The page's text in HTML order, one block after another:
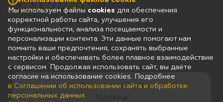
Это ваш город?
Гарантия
Каталог
Мы используем файлы cookies для обеспечения
корректной работы сайта, улучшения его
функциональности, анализа посещаемости и
персонализации контента. Эти данные помогают нам
помнить ваши предпочтения, сохранять выбранные
настройки и обеспечивать более плавное взаимодействие
с сервисом. Продолжая использовать сайт, вы даёте
согласие на использование cookies. Подробнее
в Соглашении об использовании сайта и обработке
персональных данных.